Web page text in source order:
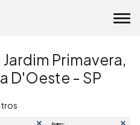
Primavera,
D'Oeste - SP